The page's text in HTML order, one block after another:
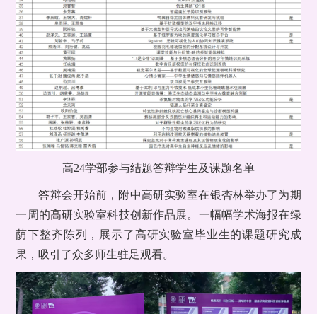
高24学部参与结题答辩学生及课题名单
答辩会开始前，附中高研实验室在银杏林举办了为期
一周的高研实验室科技创新作品展。一幅幅学术海报在绿
荫下整齐陈列，展示了高研实验室毕业生的课题研究成
果，吸引了众多师生驻足观看。